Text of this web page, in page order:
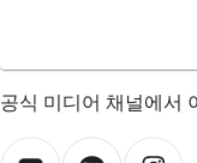
공식 미디어 채널에서